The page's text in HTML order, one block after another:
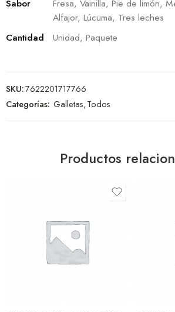
Sabor
Fresa, Vainilla, Pie de limón,
Alfajor, Lúcuma, Tres leches
Cantidad
Unidad, Paquete
SKU:7622201717766
Categorías: Galletas,Todos
Productos